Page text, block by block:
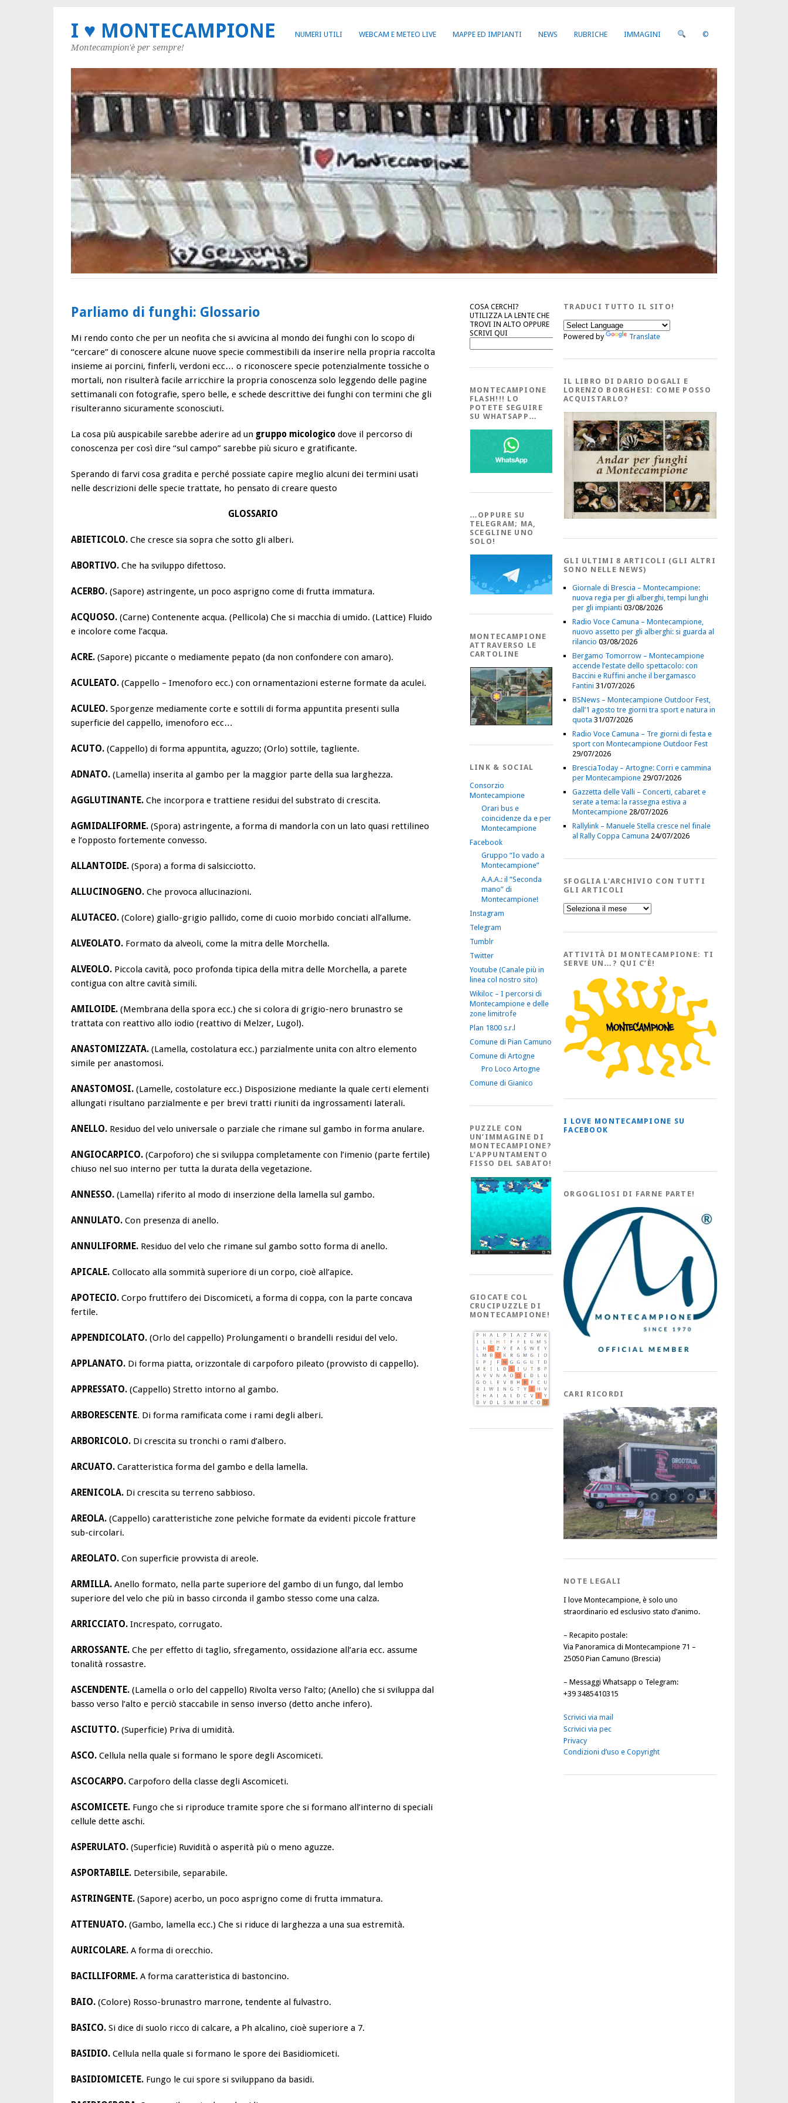
NUMERI UTILI WEBCAM E METEO LIVE MAPPE ED IMPIANTI NEWS RUBRICHE IMMAGINI ©
I ♥ MONTECAMPIONE
Montecampion'è per sempre!
Parliamo di funghi: Glossario
Mi rendo conto che per un neofita che si avvicina al mondo dei funghi con lo scopo di
“cercare” di conoscere alcune nuove specie commestibili da inserire nella propria raccolta
insieme ai porcini, finferli, verdoni ecc… o riconoscere specie potenzialmente tossiche o
mortali, non risulterà facile arricchire la propria conoscenza solo leggendo delle pagine
settimanali con fotografie, spero belle, e schede descrittive dei funghi con termini che gli
risulteranno sicuramente sconosciuti.
La cosa più auspicabile sarebbe aderire ad un gruppo micologico dove il percorso di
conoscenza per così dire “sul campo” sarebbe più sicuro e gratificante.
Sperando di farvi cosa gradita e perché possiate capire meglio alcuni dei termini usati
nelle descrizioni delle specie trattate, ho pensato di creare questo
GLOSSARIO
ABIETICOLO. Che cresce sia sopra che sotto gli alberi.
ABORTIVO. Che ha sviluppo difettoso.
ACERBO. (Sapore) astringente, un poco asprigno come di frutta immatura.
ACQUOSO. (Carne) Contenente acqua. (Pellicola) Che si macchia di umido. (Lattice) Fluido
e incolore come l’acqua.
ACRE. (Sapore) piccante o mediamente pepato (da non confondere con amaro).
ACULEATO. (Cappello – Imenoforo ecc.) con ornamentazioni esterne formate da aculei.
ACULEO. Sporgenze mediamente corte e sottili di forma appuntita presenti sulla
superficie del cappello, imenoforo ecc…
ACUTO. (Cappello) di forma appuntita, aguzzo; (Orlo) sottile, tagliente.
ADNATO. (Lamella) inserita al gambo per la maggior parte della sua larghezza.
AGGLUTINANTE. Che incorpora e trattiene residui del substrato di crescita.
AGMIDALIFORME. (Spora) astringente, a forma di mandorla con un lato quasi rettilineo
e l’opposto fortemente convesso.
ALLANTOIDE. (Spora) a forma di salsicciotto.
ALLUCINOGENO. Che provoca allucinazioni.
ALUTACEO. (Colore) giallo-grigio pallido, come di cuoio morbido conciati all’allume.
ALVEOLATO. Formato da alveoli, come la mitra delle Morchella.
ALVEOLO. Piccola cavità, poco profonda tipica della mitra delle Morchella, a parete
contigua con altre cavità simili.
AMILOIDE. (Membrana della spora ecc.) che si colora di grigio-nero brunastro se
trattata con reattivo allo iodio (reattivo di Melzer, Lugol).
ANASTOMIZZATA. (Lamella, costolatura ecc.) parzialmente unita con altro elemento
simile per anastomosi.
ANASTOMOSI. (Lamelle, costolature ecc.) Disposizione mediante la quale certi elementi
allungati risultano parzialmente e per brevi tratti riuniti da ingrossamenti laterali.
ANELLO. Residuo del velo universale o parziale che rimane sul gambo in forma anulare.
ANGIOCARPICO. (Carpoforo) che si sviluppa completamente con l’imenio (parte fertile)
chiuso nel suo interno per tutta la durata della vegetazione.
ANNESSO. (Lamella) riferito al modo di inserzione della lamella sul gambo.
ANNULATO. Con presenza di anello.
ANNULIFORME. Residuo del velo che rimane sul gambo sotto forma di anello.
APICALE. Collocato alla sommità superiore di un corpo, cioè all’apice.
APOTECIO. Corpo fruttifero dei Discomiceti, a forma di coppa, con la parte concava
fertile.
APPENDICOLATO. (Orlo del cappello) Prolungamenti o brandelli residui del velo.
APPLANATO. Di forma piatta, orizzontale di carpoforo pileato (provvisto di cappello).
APPRESSATO. (Cappello) Stretto intorno al gambo.
ARBORESCENTE. Di forma ramificata come i rami degli alberi.
ARBORICOLO. Di crescita su tronchi o rami d’albero.
ARCUATO. Caratteristica forma del gambo e della lamella.
ARENICOLA. Di crescita su terreno sabbioso.
AREOLA. (Cappello) caratteristiche zone pelviche formate da evidenti piccole fratture
sub-circolari.
AREOLATO. Con superficie provvista di areole.
ARMILLA. Anello formato, nella parte superiore del gambo di un fungo, dal lembo
superiore del velo che più in basso circonda il gambo stesso come una calza.
ARRICCIATO. Increspato, corrugato.
ARROSSANTE. Che per effetto di taglio, sfregamento, ossidazione all’aria ecc. assume
tonalità rossastre.
ASCENDENTE. (Lamella o orlo del cappello) Rivolta verso l’alto; (Anello) che si sviluppa dal
basso verso l’alto e perciò staccabile in senso inverso (detto anche infero).
ASCIUTTO. (Superficie) Priva di umidità.
ASCO. Cellula nella quale si formano le spore degli Ascomiceti.
ASCOCARPO. Carpoforo della classe degli Ascomiceti.
ASCOMICETE. Fungo che si riproduce tramite spore che si formano all’interno di speciali
cellule dette aschi.
ASPERULATO. (Superficie) Ruvidità o asperità più o meno aguzze.
ASPORTABILE. Detersibile, separabile.
ASTRINGENTE. (Sapore) acerbo, un poco asprigno come di frutta immatura.
ATTENUATO. (Gambo, lamella ecc.) Che si riduce di larghezza a una sua estremità.
AURICOLARE. A forma di orecchio.
BACILLIFORME. A forma caratteristica di bastoncino.
BAIO. (Colore) Rosso-brunastro marrone, tendente al fulvastro.
BASICO. Si dice di suolo ricco di calcare, a Ph alcalino, cioè superiore a 7.
BASIDIO. Cellula nella quale si formano le spore dei Basidiomiceti.
BASIDIOMICETE. Fungo le cui spore si sviluppano da basidi.
COSA CERCHI?
UTILIZZA LA LENTE CHE
TROVI IN ALTO OPPURE
SCRIVI QUI
Cerca
MONTECAMPIONE
FLASH!!! LO
POTETE SEGUIRE
SU WHATSAPP…
…OPPURE SU
TELEGRAM; MA,
SCEGLINE UNO
SOLO!
MONTECAMPIONE
ATTRAVERSO LE
CARTOLINE
LINK & SOCIAL
Consorzio
Montecampione
Orari bus e
coincidenze da e per
Montecampione
Facebook
Gruppo “Io vado a
Montecampione”
A.A.A.: il “Seconda
mano” di
Montecampione!
Instagram
Telegram
Tumblr
Twitter
Youtube (Canale più in
linea col nostro sito)
Wikiloc – I percorsi di
Montecampione e delle
zone limitrofe
Plan 1800 s.r.l
Comune di Pian Camuno
Comune di Artogne
Pro Loco Artogne
Comune di Gianico
PUZZLE CON
UN’IMMAGINE DI
MONTECAMPIONE?
L’APPUNTAMENTO
FISSO DEL SABATO!
GIOCATE COL
CRUCIPUZZLE DI
MONTECAMPIONE!
TRADUCI TUTTO IL SITO!
Powered by Translate
IL LIBRO DI DARIO DOGALI E
LORENZO BORGHESI: COME POSSO
ACQUISTARLO?
GLI ULTIMI 8 ARTICOLI (GLI ALTRI
SONO NELLE NEWS)
Giornale di Brescia – Montecampione:
nuova regia per gli alberghi, tempi lunghi
per gli impianti 03/08/2026
Radio Voce Camuna – Montecampione,
nuovo assetto per gli alberghi: si guarda al
rilancio 03/08/2026
Bergamo Tomorrow – Montecampione
accende l’estate dello spettacolo: con
Baccini e Ruffini anche il bergamasco
Fantini 31/07/2026
BSNews – Montecampione Outdoor Fest,
dall’1 agosto tre giorni tra sport e natura in
quota 31/07/2026
Radio Voce Camuna – Tre giorni di festa e
sport con Montecampione Outdoor Fest
29/07/2026
BresciaToday – Artogne: Corri e cammina
per Montecampione 29/07/2026
Gazzetta delle Valli – Concerti, cabaret e
serate a tema: la rassegna estiva a
Montecampione 28/07/2026
Rallylink – Manuele Stella cresce nel finale
al Rally Coppa Camuna 24/07/2026
SFOGLIA L’ARCHIVIO CON TUTTI
GLI ARTICOLI
Sfoglia
l’Archivio
tutti
Articoli
ATTIVITÀ DI MONTECAMPIONE: TI
SERVE UN…? QUI C’È!
I LOVE MONTECAMPIONE SU
FACEBOOK
ORGOGLIOSI DI FARNE PARTE!
CARI RICORDI
NOTE LEGALI
I love Montecampione, è solo uno
straordinario ed esclusivo stato d’animo.
– Recapito postale:
Via Panoramica di Montecampione 71 –
25050 Pian Camuno (Brescia)
– Messaggi Whatsapp o Telegram:
+39 3485410315
Scrivici via mail
Scrivici via pec
Privacy
Condizioni d’uso e Copyright